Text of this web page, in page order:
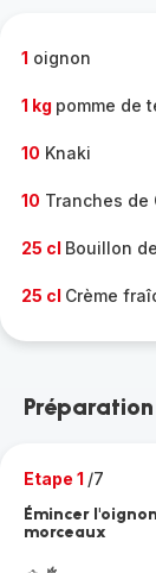
1 oignon
1 kg pomme de
10 Knaki
10 Tranches de
25 cl Bouillon
25 cl Crème
Préparation
Etape 1 /7
Émincer
morceaux